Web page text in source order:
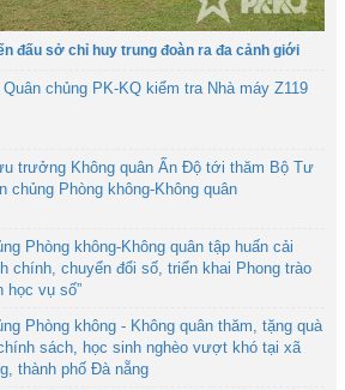
đấu sở chỉ huy trung đoàn ra đa cảnh giới
chủng PK-KQ kiểm tra Nhà máy Z119
trưởng Không quân Ấn Độ tới thăm Bộ Tư
chủng Phòng không-Không quân
Phòng không-Không quân tập huấn cải
chính, chuyển đổi số, triển khai Phong trào
học vụ số”
Phòng không - Không quân thăm, tặng quà
sách, học sinh nghèo vượt khó tại xã
thành phố Đà nẵng